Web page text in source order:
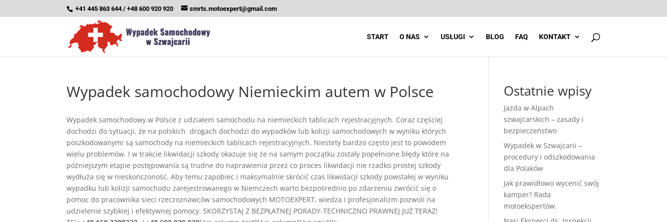
+41 445 863 644 / +48 600 920 920 smrts.motoexpert@gmail.com
START O NAS USŁUGI BLOG FAQ KONTAKT
Wypadek samochodowy Niemieckim autem w Polsce
Wypadek samochodowy w Polsce z udziałem samochodu na niemieckich tablicach rejestracyjnych. Coraz częściej
dochodzi do sytuacji, że na polskich drogach dochodzi do wypadków lub kolizji samochodowych w wyniku których
poszkodowanymi są samochody na niemieckich tablicach rejestracyjnych. Niestety bardzo często jest to powodem
wielu problemów. I w trakcie likwidacji szkody okazuje się że na samym początku zostały popełnione błędy które na
późniejszym etapie postępowania są trudne do naprawienia przez co proces likwidacji nie rzadko prostej szkody
wydłuża się w nieskończoność. Aby temu zapobiec i maksymalnie skrócić czas likwidacji szkody powstałej w wyniku
wypadku lub kolizji samochodu zarejestrowanego w Niemczech warto bezpośrednio po zdarzeniu zwrócić się o
pomoc do pracownika sieci rzeczoznawców samochodowych MOTOEXPERT, wiedza i profesjonalizm pozwoli na
udzielenie szybkiej i efektywnej pomocy. SKORZYSTAJ Z BEZPŁATNEJ PORADY-TECHNICZNO PRAWNEJ JUŻ TERAZ!
Ostatnie wpisy
Jazda w Alpach
szwajcarskich – zasady i
bezpieczeństwo
Wypadek w Szwajcarii –
procedury i odszkodowania
dla Polaków
Jak prawidłowo wycenić swój
kamper? Rada
motoekspertów.